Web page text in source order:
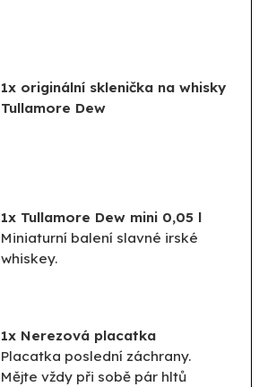
1x originální sklenička na whisky
Tullamore Dew
1x Tullamore Dew mini 0,05 l
Miniaturní balení slavné irské
whiskey.
1x Nerezová placatka
Placatka poslední záchrany.
Mějte vždy při sobě pár hltů